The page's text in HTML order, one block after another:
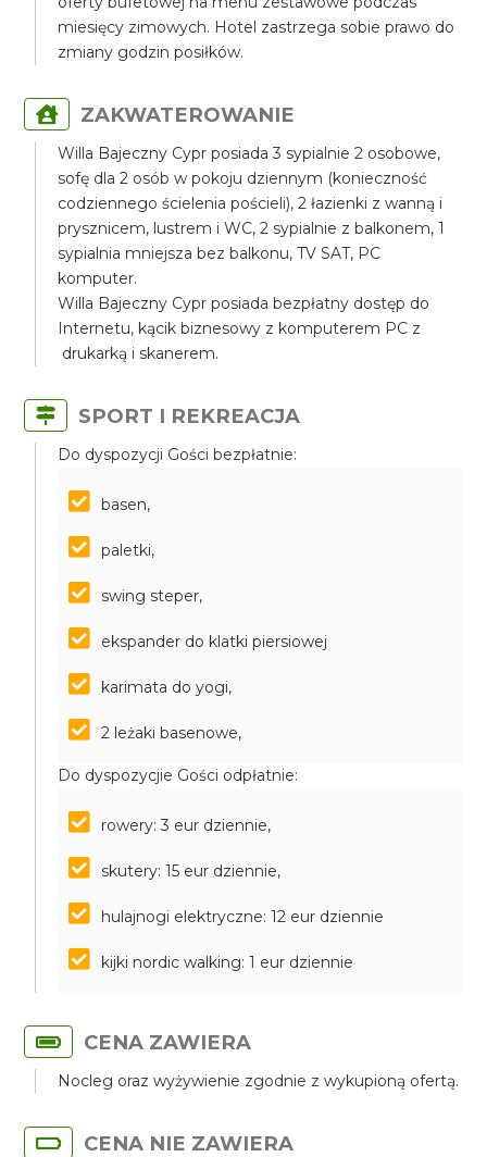
miesięcy zimowych. Hotel zastrzega sobie prawo do
zmiany godzin posiłków.
ZAKWATEROWANIE
Willa Bajeczny Cypr posiada 3 sypialnie 2 osobowe,
sofę dla 2 osób w pokoju dziennym (konieczność
codziennego ścielenia pościeli), 2 łazienki z wanną i
prysznicem, lustrem i WC, 2 sypialnie z balkonem, 1
sypialnia mniejsza bez balkonu, TV SAT, PC
komputer.
Willa Bajeczny Cypr posiada bezpłatny dostęp do
Internetu, kącik biznesowy z komputerem PC z
drukarką i skanerem.
SPORT I REKREACJA
Do dyspozycji Gości bezpłatnie:
basen,
paletki,
swing steper,
ekspander do klatki piersiowej
karimata do yogi,
2 leżaki basenowe,
Do dyspozycjie Gości odpłatnie:
rowery: 3 eur dziennie,
skutery: 15 eur dziennie,
hulajnogi elektryczne: 12 eur dziennie
kijki nordic walking: 1 eur dziennie
CENA ZAWIERA
Nocleg oraz wyżywienie zgodnie z wykupioną ofertą.
CENA NIE ZAWIERA